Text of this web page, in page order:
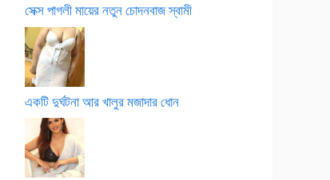
সেক্স পাগলী মায়ের নতুন চোদনবাজ স্বামী
একটি দুর্ঘটনা আর খালুর মজাদার ধোন